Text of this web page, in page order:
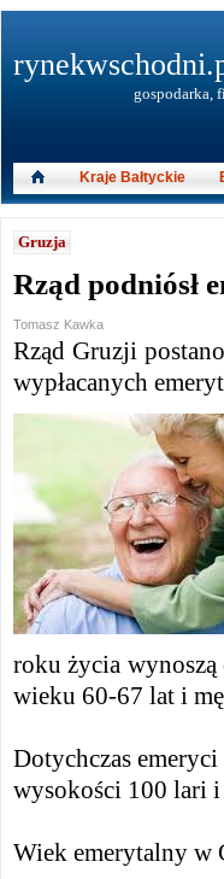
Gruzja
Rząd podniósł
Tomasz Kawka
Rząd Gruzji
wypłacanych
roku życia
wieku 60-67 lat i
Dotychczas
wysokości 100 lari i
Wiek emerytalny w
gospodarka,
Kraje Bałtyckie